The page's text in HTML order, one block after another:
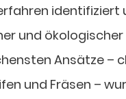
identifiziert
und
Ansätze –
und Fräsen –